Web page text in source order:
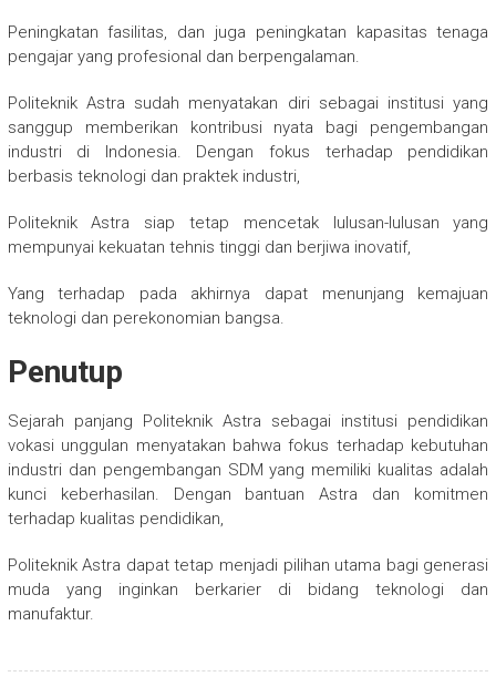
Peningkatan fasilitas, dan juga peningkatan kapasitas tenaga
pengajar yang profesional dan berpengalaman.
Politeknik Astra sudah menyatakan diri sebagai institusi yang
sanggup memberikan kontribusi nyata bagi pengembangan
industri di Indonesia. Dengan fokus terhadap pendidikan
berbasis teknologi dan praktek industri,
Politeknik Astra siap tetap mencetak lulusan-lulusan yang
mempunyai kekuatan tehnis tinggi dan berjiwa inovatif,
Yang terhadap pada akhirnya dapat menunjang kemajuan
teknologi dan perekonomian bangsa.
Penutup
Sejarah panjang Politeknik Astra sebagai institusi pendidikan
vokasi unggulan menyatakan bahwa fokus terhadap kebutuhan
industri dan pengembangan SDM yang memiliki kualitas adalah
kunci keberhasilan. Dengan bantuan Astra dan komitmen
terhadap kualitas pendidikan,
Politeknik Astra dapat tetap menjadi pilihan utama bagi generasi
muda yang inginkan berkarier di bidang teknologi dan
manufaktur.